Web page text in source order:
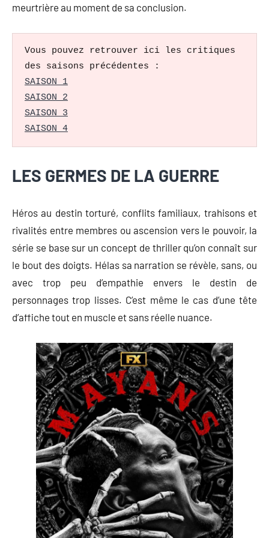
meurtrière au moment de sa conclusion.
Vous pouvez retrouver ici les critiques
SAISON 1
SAISON 2
SAISON 3
SAISON 4
LES GERMES DE LA GUERRE
Héros au destin torturé, conflits familiaux, trahisons et
rivalités entre membres ou ascension vers le pouvoir, la
série se base sur un concept de thriller qu’on connaît sur
le bout des doigts. Hélas sa narration se révèle, sans, ou
avec trop peu d’empathie envers le destin de
personnages trop lisses. C’est même le cas d’une tête
d’affiche tout en muscle et sans réelle nuance.